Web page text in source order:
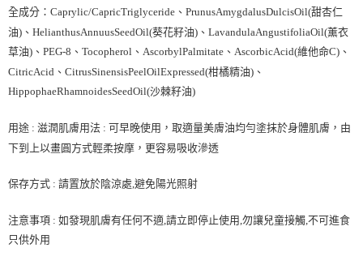
全成分：Caprylic/CapricTriglyceride、PrunusAmygdalusDulcisOil(甜杏仁
油)、HelianthusAnnuusSeedOil(葵花籽油)、LavandulaAngustifoliaOil(薰衣
草油)、PEG-8、Tocopherol、AscorbylPalmitate、AscorbicAcid(維他命C)、
CitricAcid、CitrusSinensisPeelOilExpressed(柑橘精油)、
HippophaeRhamnoidesSeedOil(沙棘籽油)
用途 : 滋潤肌膚用法 : 可早晚使用，取適量美膚油均勻塗抹於身體肌膚，由
下到上以畫圓方式輕柔按摩，更容易吸收滲透
保存方式 : 請置放於陰涼處,避免陽光照射
注意事項 : 如發現肌膚有任何不適,請立即停止使用,勿讓兒童接觸,不可進食
只供外用